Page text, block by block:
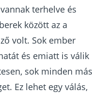
terhelve és
között az a
volt. Sok ember
és emiatt is válik
sok minden
Ez lehet egy válás,